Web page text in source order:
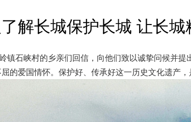
解长城保护长城 让长
镇石峡村的乡亲们回信，向他们致以诚挚问候并
的爱国情怀。保护好、传承好这一历史文化遗产，